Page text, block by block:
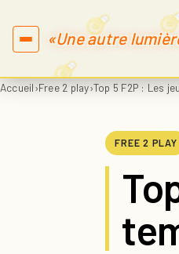
«Une autre
Accueil›Free 2 play›Top 5 F2P : Les
FREE 2 PLAY